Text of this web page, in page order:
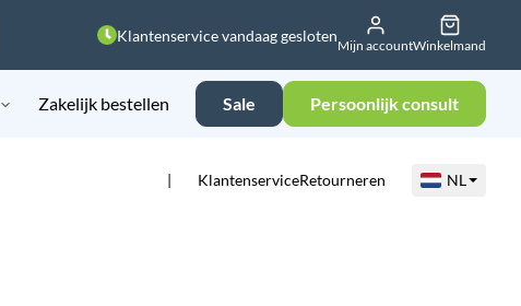
Klantenservice vandaag gesloten
Mijn accountWinkelmand
Zakelijk bestellen Sale Persoonlijk consult
KlantenserviceRetourneren NL